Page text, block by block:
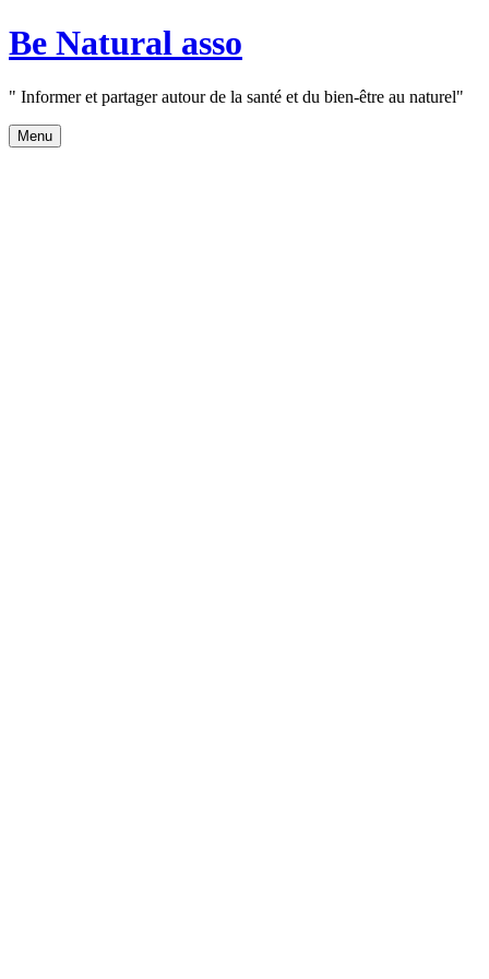
Aller
au
Be Natural asso
" Informer et partager autour de la santé et du bien-être au naturel"
Menu